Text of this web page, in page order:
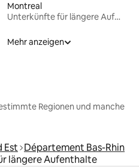
Montreal
Unterkünfte für längere Aufenthalte
Mehr anzeigen
Regionen und manche
Est Département Bas-Rhin
längere Aufenthalte